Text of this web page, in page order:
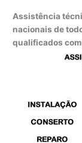
Assistência
nacionais de
qualificados